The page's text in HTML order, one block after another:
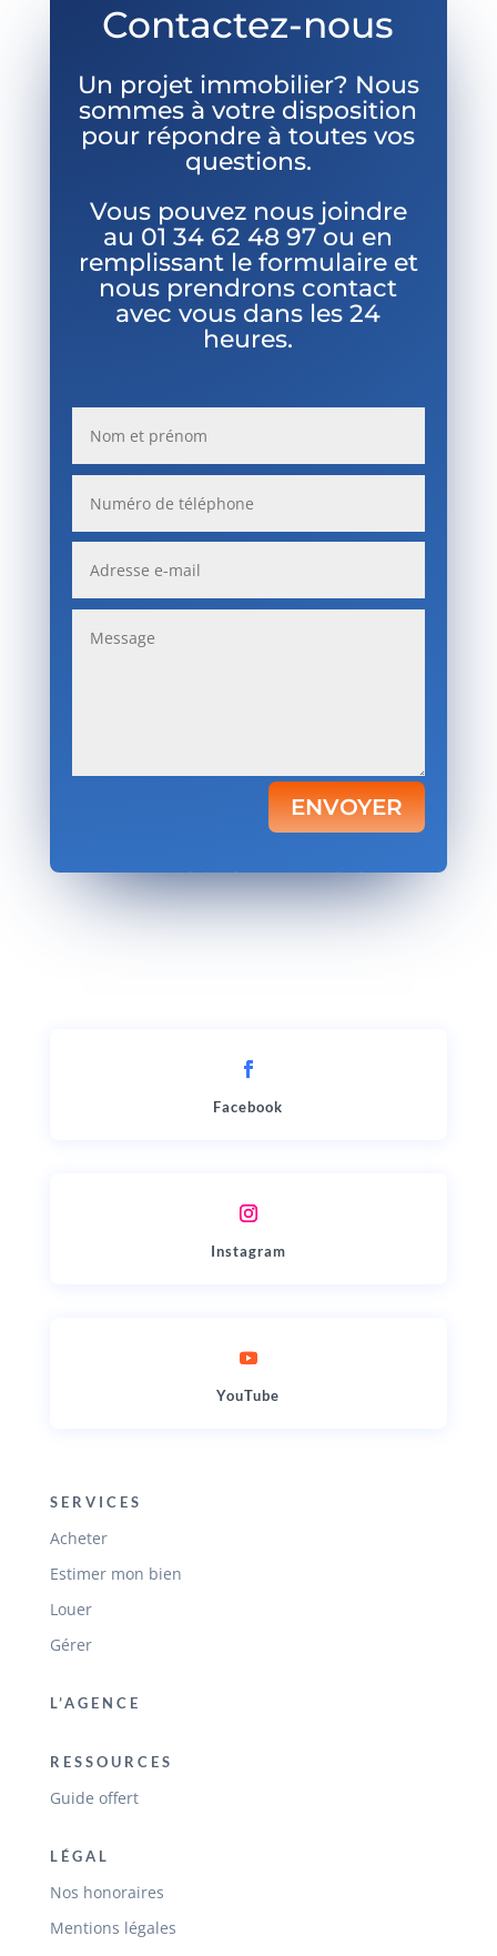
Contactez-nous
Un projet immobilier? Nous
sommes à votre disposition
pour répondre à toutes vos
questions.
Vous pouvez nous joindre
au 01 34 62 48 97 ou en
remplissant le formulaire et
nous prendrons contact
avec vous dans les 24
heures.
ENVOYER
Votre satisfaction, notre priorité.
Facebook
Instagram
YouTube
SERVICES
Acheter
Estimer mon bien
Louer
Gérer
L’AGENCE
RESSOURCES
Guide offert
LÉGAL
Nos honoraires
Mentions légales